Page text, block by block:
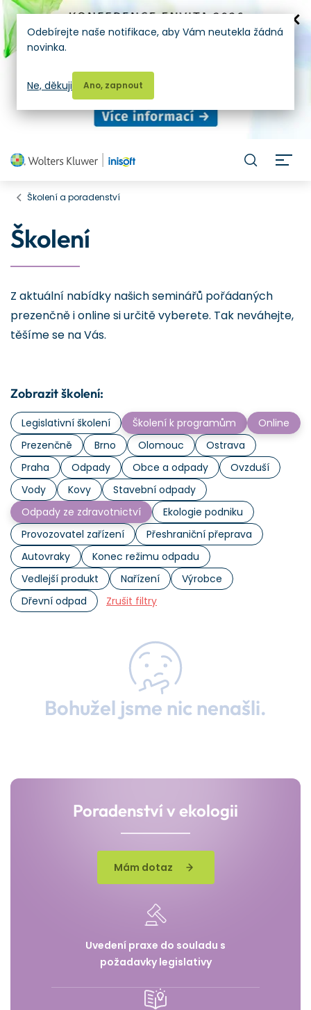
Školení a poradenství
Školení
Z aktuální nabídky našich seminářů pořádaných
prezenčně i online si určitě vyberete. Tak neváhejte,
těšíme se na Vás.
Zobrazit školení:
Legislativní školení Školení k programům
Online
Prezenčně
Brno Olomouc
Ostrava
Praha
Odpady Obce a odpady
Ovzduší
Vody
Kovy
Stavební odpady
Odpady ze zdravotnictví
Ekologie podniku
Provozovatel zařízení
Přeshraniční přeprava
Autovraky
Konec režimu odpadu
Vedlejší produkt
Nařízení
Výrobce
Dřevní odpad
Zrušit filtry
Bohužel jsme nic nenašli.
Poradenství v ekologii
Mám dotaz
Uvedení praxe do souladu s
požadavky legislativy
Odebírejte naše notifikace, aby Vám neutekla žádná
novinka.
Ano, zapnout
Ne, děkuji